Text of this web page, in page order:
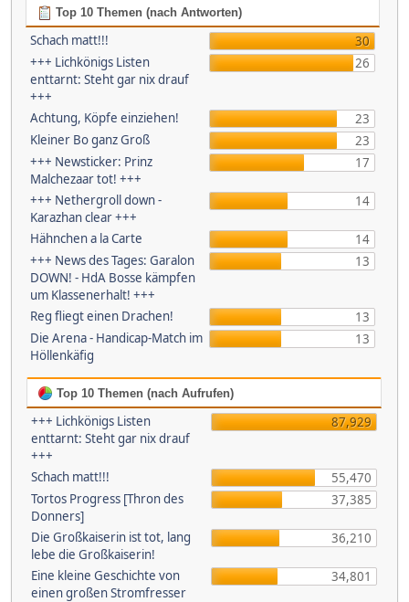
Top 10 Themen (nach Antworten)
Schach matt!!!
30
+++ Lichkönigs Listen
enttarnt: Steht gar nix drauf
+++
26
Achtung, Köpfe einziehen!
23
Kleiner Bo ganz Groß
23
+++ Newsticker: Prinz
Malchezaar tot! +++
17
+++ Nethergroll down -
Karazhan clear +++
14
Hähnchen a la Carte
14
+++ News des Tages: Garalon
DOWN! - HdA Bosse kämpfen
um Klassenerhalt! +++
13
Reg fliegt einen Drachen!
13
Die Arena - Handicap-Match im
Höllenkäfig
13
Top 10 Themen (nach Aufrufen)
+++ Lichkönigs Listen
enttarnt: Steht gar nix drauf
+++
87,929
Schach matt!!!
55,470
Tortos Progress [Thron des
Donners]
37,385
Die Großkaiserin ist tot, lang
lebe die Großkaiserin!
36,210
Eine kleine Geschichte von
einen großen Stromfresser
34,801